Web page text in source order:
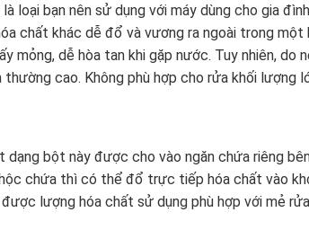
loại bạn nên sử dụng với máy dùng cho gia
chất khác dễ đổ và vương ra ngoài trong một
mỏng, dễ hòa tan khi gặp nước. Tuy nhiên, do
cao. Không phù hợp cho rửa khối lượng
dạng bột này được cho vào ngăn chứa riêng
chứa thì có thể đổ trực tiếp hóa chất vào
lượng hóa chất sử dụng phù hợp với mẻ